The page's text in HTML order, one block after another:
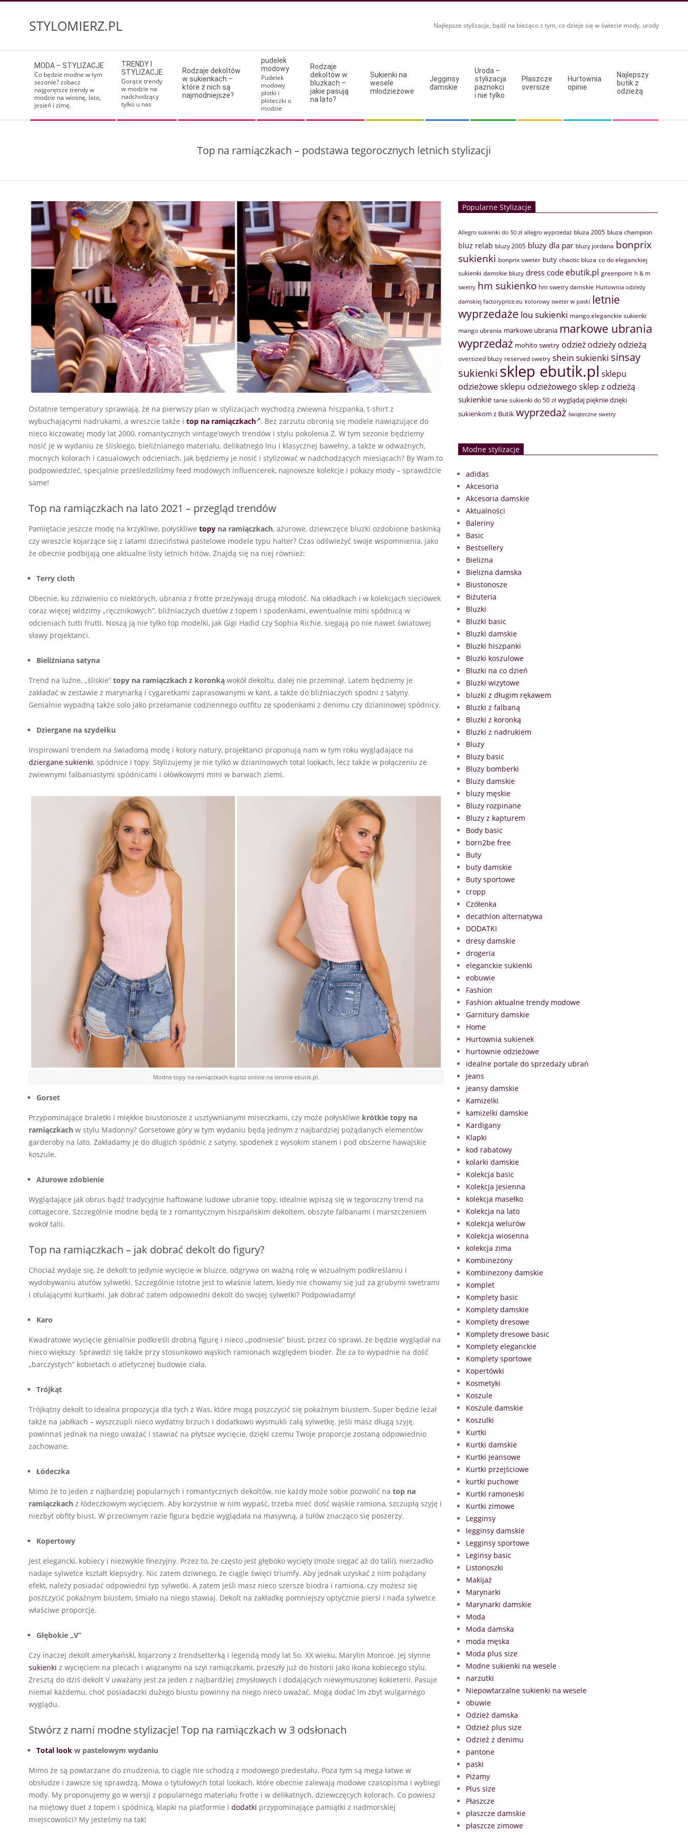
STYLOMIERZ.PL Najlepsze stylizacje, bądź na bieżąco z tym, co dzieje się w świecie mody, urody
Navigation
Menu
MODA – STYLIZACJE
Co będzie modne w tym
sezonie? zobacz
najgorętsze trendy w
modzie na wiosnę, lato,
jesień i zimę.
TRENDY I
STYLIZACJE
Gorące trendy
w modzie na
nadchodzący
tylko u nas
Rodzaje dekoltów
w sukienkach –
które z nich są
najmodniejsze?
pudelek
modowy
Pudelek
modowy
plotki i
ploteczki o
modzie
Rodzaje
dekoltów w
bluzkach –
jakie pasują
na lato?
Sukienki na
wesele
młodzieżowe
Jegginsy
damskie
Uroda –
stylizacja
paznokci
i nie tylko
Płaszcze
oversize
Hurtownia
opinie
Najlepszy
butik z
odzieżą
Top na ramiączkach – podstawa tegorocznych letnich stylizacji
Ostatnie temperatury sprawiają, że na pierwszy plan w stylizacjach wychodzą zwiewna hiszpanka, t-shirt z
wybuchającymi nadrukami, a wreszcie także i top na ramiączkach . Bez zarzutu obronią się modele nawiązujące do
nieco kiczowatej mody lat 2000, romantycznych vintage’owych trendów i stylu pokolenia Z. W tym sezonie będziemy
nosić je w wydaniu ze śliskiego, bieliźnianego materiału, delikatnego lnu i klasycznej bawełny, a także w odważnych,
mocnych kolorach i casualowych odcieniach. Jak będziemy je nosić i stylizować w nadchodzących miesiącach? By Wam to
podpowiedzieć, specjalnie prześledziliśmy feed modowych influencerek, najnowsze kolekcje i pokazy mody – sprawdźcie
same!
Top na ramiączkach na lato 2021 – przegląd trendów
Pamiętacie jeszcze modę na krzykliwe, połyskliwe topy na ramiączkach, ażurowe, dziewczęce bluzki ozdobione baskinką
czy wreszcie kojarzące się z latami dzieciństwa pastelowe modele typu halter? Czas odświeżyć swoje wspomnienia, jako
że obecnie podbijają one aktualne listy letnich hitów. Znajdą się na niej również:
Terry cloth
Obecnie, ku zdziwieniu co niektórych, ubrania z frotte przeżywają drugą młodość. Na okładkach i w kolekcjach sieciówek
coraz więcej widzimy „ręcznikowych”, bliźniaczych duetów z topem i spodenkami, ewentualnie mini spódnicą w
odcieniach tutti frutti. Noszą ją nie tylko top modelki, jak Gigi Hadid czy Sophia Richie, sięgają po nie nawet światowej
sławy projektanci.
Bieliźniana satyna
Trend na luźne, „śliskie” topy na ramiączkach z koronką wokół dekoltu, dalej nie przeminął. Latem będziemy je
zakładać w zestawie z marynarką i cygaretkami zaprasowanymi w kant, a także do bliźniaczych spodni z satyny.
Genialnie wypadną także solo jako przełamanie codziennego outfitu ze spodenkami z denimu czy dzianinowej spódnicy.
Dziergane na szydełku
Inspirowani trendem na świadomą modę i kolory natury, projektanci proponują nam w tym roku wyglądające na
dziergane sukienki, spódnice i topy. Stylizujemy je nie tylko w dzianinowych total lookach, lecz także w połączeniu ze
zwiewnymi falbaniastymi spódnicami i ołówkowymi mini w barwach ziemi.
Modne topy na ramiączkach kupisz online na stronie ebutik.pl.
Gorset
Przypominające braletki i miękkie biustonosze z usztywnianymi miseczkami, czy może połyskliwe krótkie topy na
ramiączkach w stylu Madonny? Gorsetowe góry w tym wydaniu będą jednym z najbardziej pożądanych elementów
garderoby na lato. Zakładamy je do długich spódnic z satyny, spodenek z wysokim stanem i pod obszerne hawajskie
koszule.
Ażurowe zdobienie
Wyglądające jak obrus bądź tradycyjnie haftowane ludowe ubranie topy, idealnie wpiszą się w tegoroczny trend na
cottagecore. Szczególnie modne będą te z romantycznym hiszpańskim dekoltem, obszyte falbanami i marszczeniem
wokół talii.
Top na ramiączkach – jak dobrać dekolt do figury?
Chociaż wydaje się, że dekolt to jedynie wycięcie w bluzce, odgrywa on ważną rolę w wizualnym podkreślaniu i
wydobywaniu atutów sylwetki. Szczególnie istotne jest to właśnie latem, kiedy nie chowamy się już za grubymi swetrami
i otulającymi kurtkami. Jak dobrać zatem odpowiedni dekolt do swojej sylwetki? Podpowiadamy!
Karo
Kwadratowe wycięcie genialnie podkreśli drobną figurę i nieco „podniesie” biust, przez co sprawi, że będzie wyglądał na
nieco większy. Sprawdzi się także przy stosunkowo wąskich ramionach względem bioder. Źle za to wypadnie na dość
„barczystych” kobietach o atletycznej budowie ciała.
Trójkąt
Trójkątny dekolt to idealna propozycja dla tych z Was, które mogą poszczycić się pokaźnym biustem. Super będzie leżał
także na jabłkach – wyszczupli nieco wydatny brzuch i dodatkowo wysmukli całą sylwetkę. Jeśli masz długą szyję,
powinnaś jednak na niego uważać i stawiać na płytsze wycięcie, dzięki czemu Twoje proporcje zostaną odpowiednio
zachowane.
Łódeczka
Mimo że to jeden z najbardziej popularnych i romantycznych dekoltów, nie każdy może sobie pozwolić na top na
ramiączkach z łódeczkowym wycięciem. Aby korzystnie w nim wypaść, trzeba mieć dość wąskie ramiona, szczupłą szyję i
niezbyt obfity biust. W przeciwnym razie figura będzie wyglądała na masywną, a tułów znacząco się poszerzy.
Kopertowy
Jest elegancki, kobiecy i niezwykle finezyjny. Przez to, że często jest głęboko wycięty (może sięgać aż do talii), nierzadko
nadaje sylwetce kształt klepsydry. Nic zatem dziwnego, że ciągle święci triumfy. Aby jednak uzyskać z nim pożądany
efekt, należy posiadać odpowiedni typ sylwetki. A zatem jeśli masz nieco szersze biodra i ramiona, czy możesz się
poszczycić pokaźnym biustem, śmiało na niego stawiaj. Dekolt na zakładkę pomniejszy optycznie piersi i nada sylwetce
właściwe proporcje.
Głębokie „V”
Czy inaczej dekolt amerykański, kojarzony z trendsetterką i legendą mody lat 5o. XX wieku, Marylin Monroe. Jej słynne
sukienki z wycięciem na plecach i wiązanymi na szyi ramiączkami, przeszły już do historii jako ikona kobiecego stylu.
Zresztą do dziś dekolt V uważany jest za jeden z najbardziej zmysłowych i dodających niewymuszonej kokieterii. Pasuje
niemal każdemu, choć posiadaczki dużego biustu powinny na niego nieco uważać. Mogą dodać im zbyt wulgarnego
wyglądu.
Stwórz z nami modne stylizacje! Top na ramiączkach w 3 odsłonach
Total look w pastelowym wydaniu
Mimo że są powtarzane do znudzenia, to ciągle nie schodzą z modowego piedestału. Poza tym są mega łatwe w
obsłudze i zawsze się sprawdzą. Mowa o tytułowych total lookach, które obecnie zalewają modowe czasopisma i wybiegi
mody. My proponujemy go w wersji z popularnego materiału frotte i w delikatnych, dziewczęcych kolorach. Co powiesz
na miętowy duet z topem i spódnicą, klapki na platformie i dodatki przypominające pamiątki z nadmorskiej
miejscowości? My jesteśmy na tak!
Popularne Stylizacje
Allegro sukienki do 50 zł allegro wyprzedaż bluza 2005 bluza champion
bluz relab bluzy 2005 bluzy dla par bluzy jordana bonprix
sukienki bonprix sweter buty chaotic bluza co do eleganckiej
sukienki damskie bluzy dress code ebutik.pl greenpoint h & m
swetry hm sukienko hm swetry damskie Hurtownia odzieży
damskiej factoryprice.eu kolorowy sweter w paski letnie
wyprzedaże lou sukienki mango eleganckie sukienki
mango ubrania markowe ubrania markowe ubrania
wyprzedaż mohito swetry odzież odzieży odzieżą
oversized bluzy reserved swetry shein sukienki sinsay
sukienki sklep ebutik.pl sklepu
odzieżowesklepu odzieżowego sklep z odzieżą
sukienkie tanie sukienki do 50 zł wyglądaj pięknie dzięki
sukienkom z Butik wyprzedaż świąteczne swetry
Modne stylizacje
adidas
Akcesoria
Akcesoria damskie
Aktualności
Baleriny
Basic
Bestsellery
Bielizna
Bielizna damska
Biustonosze
Biżuteria
Bluzki
Bluzki basic
Bluzki damskie
Bluzki hiszpanki
Bluzki koszulowe
Bluzki na co dzień
Bluzki wizytowe
bluzki z długim rękawem
Bluzki z falbaną
Bluzki z koronką
Bluzki z nadrukiem
Bluzy
Bluzy basic
Bluzy bomberki
Bluzy damskie
bluzy męskie
Bluzy rozpinane
Bluzy z kapturem
Body basic
born2be free
Buty
buty damskie
Buty sportowe
cropp
Czółenka
decathlon alternatywa
DODATKI
dresy damskie
drogeria
eleganckie sukienki
eobuwie
Fashion
Fashion aktualne trendy modowe
Garnitury damskie
Home
Hurtownia sukienek
hurtownie odzieżowe
idealne portale do sprzedaży ubrań
Jeans
jeansy damskie
Kamizelki
kamizelki damskie
Kardigany
Klapki
kod rabatowy
kolarki damskie
Kolekcja basic
Kolekcja jesienna
kolekcja masełko
Kolekcja na lato
Kolekcja welurów
Kolekcja wiosenna
kolekcja zima
Kombinezony
Kombinezony damskie
Komplet
Komplety basic
Komplety damskie
Komplety dresowe
Komplety dresowe basic
Komplety eleganckie
Komplety sportowe
Kopertówki
Kosmetyki
Koszule
Koszule damskie
Koszulki
Kurtki
Kurtki damskie
Kurtki jeansowe
Kurtki przejściowe
kurtki puchowe
Kurtki ramoneski
Kurtki zimowe
Legginsy
legginsy damskie
Legginsy sportowe
Leginsy basic
Listonoszki
Makijaż
Marynarki
Marynarki damskie
Moda
Moda damska
moda męska
Moda plus size
Modne sukienki na wesele
narzutki
Niepowtarzalne sukienki na wesele
obuwie
Odzież damska
Odzież plus size
Odzież z denimu
pantone
paski
Piżamy
Plus size
Płaszcze
płaszcze damskie
płaszcze zimowe